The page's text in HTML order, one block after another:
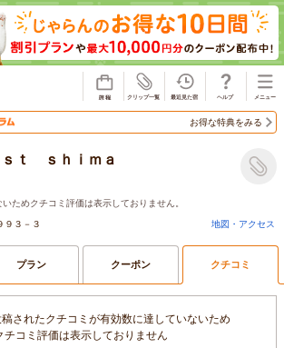
お得な特典をみる
ｔ ｓｈｉｍａ
ためクチコミ評価は表示しておりません。
９３－３
地図・アクセス
プラン クーポン クチコミ
されたクチコミが有効数に達していないため
チコミ評価は表示しておりません